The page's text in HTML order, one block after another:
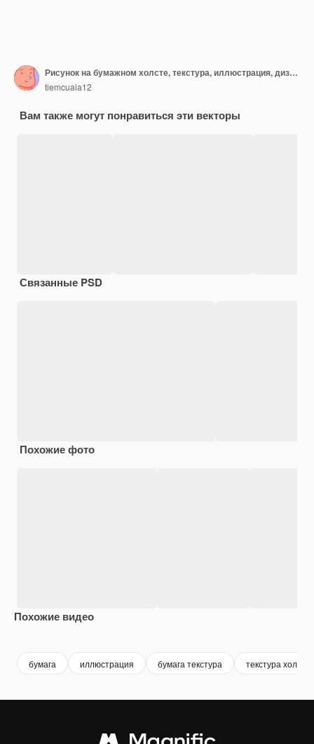
Рисунок на бумажном холсте, текстура, иллюстрация, дизайн, искусство, цифровое
tiemcuala12
Вам также могут понравиться эти векторы
Связанные PSD
Похожие фото
Похожие видео
бумага иллюстрация бумага текстура текстура холста